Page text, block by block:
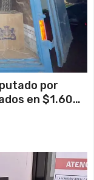
por
en $1.600